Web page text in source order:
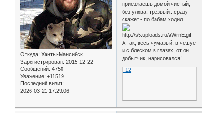
Откуда: Ханты-Мансийск
Зарегистрирован: 2015-12-22
Сообщений: 4750
Уважение: +11519
Последний визит:
2026-03-21 17:29:06
приезжаешь домой чистый,
без улова, трезвый...сразу
скажет - по бабам ходил
А так, весь чумазый, в чешуе
и с блеском в глазах, от он
добытчик, нарисовался!
+12